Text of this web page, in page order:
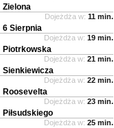
Zielona
Dojeżdża w: 11 min.
6 Sierpnia
Dojeżdża w: 19 min.
Piotrkowska
Dojeżdża w: 21 min.
Sienkiewicza
Dojeżdża w: 22 min.
Roosevelta
Dojeżdża w: 23 min.
Piłsudskiego
Dojeżdża w: 25 min.